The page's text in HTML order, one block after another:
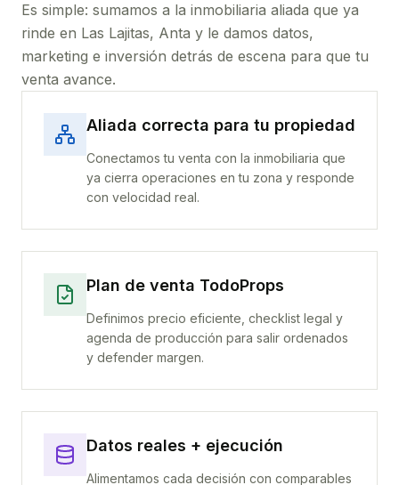
Es simple: sumamos a la inmobiliaria aliada que ya
rinde en Las Lajitas, Anta y le damos datos,
marketing e inversión detrás de escena para que tu
venta avance.
Aliada correcta para tu propiedad
Conectamos tu venta con la inmobiliaria que
ya cierra operaciones en tu zona y responde
con velocidad real.
Plan de venta TodoProps
Definimos precio eficiente, checklist legal y
agenda de producción para salir ordenados
y defender margen.
Datos reales + ejecución
Alimentamos cada decisión con comparables